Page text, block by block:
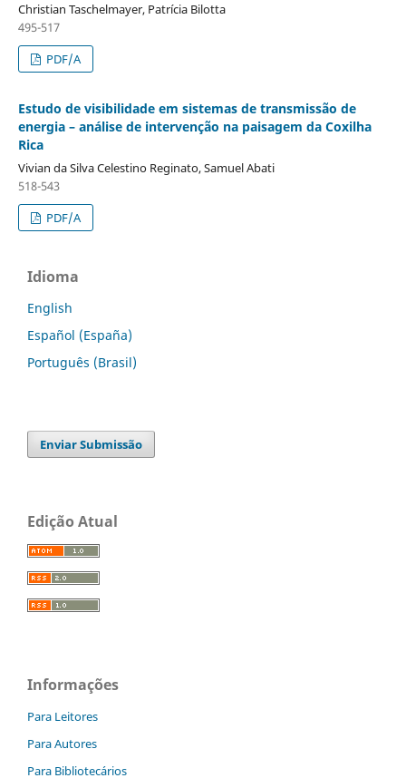
Christian Taschelmayer, Patrícia Bilotta
495-517
PDF/A
Estudo de visibilidade em sistemas de transmissão de
energia – análise de intervenção na paisagem da Coxilha
Rica
Vivian da Silva Celestino Reginato, Samuel Abati
518-543
PDF/A
Idioma
English
Español (España)
Português (Brasil)
Enviar Submissão
Edição Atual
Informações
Para Leitores
Para Autores
Para Bibliotecários